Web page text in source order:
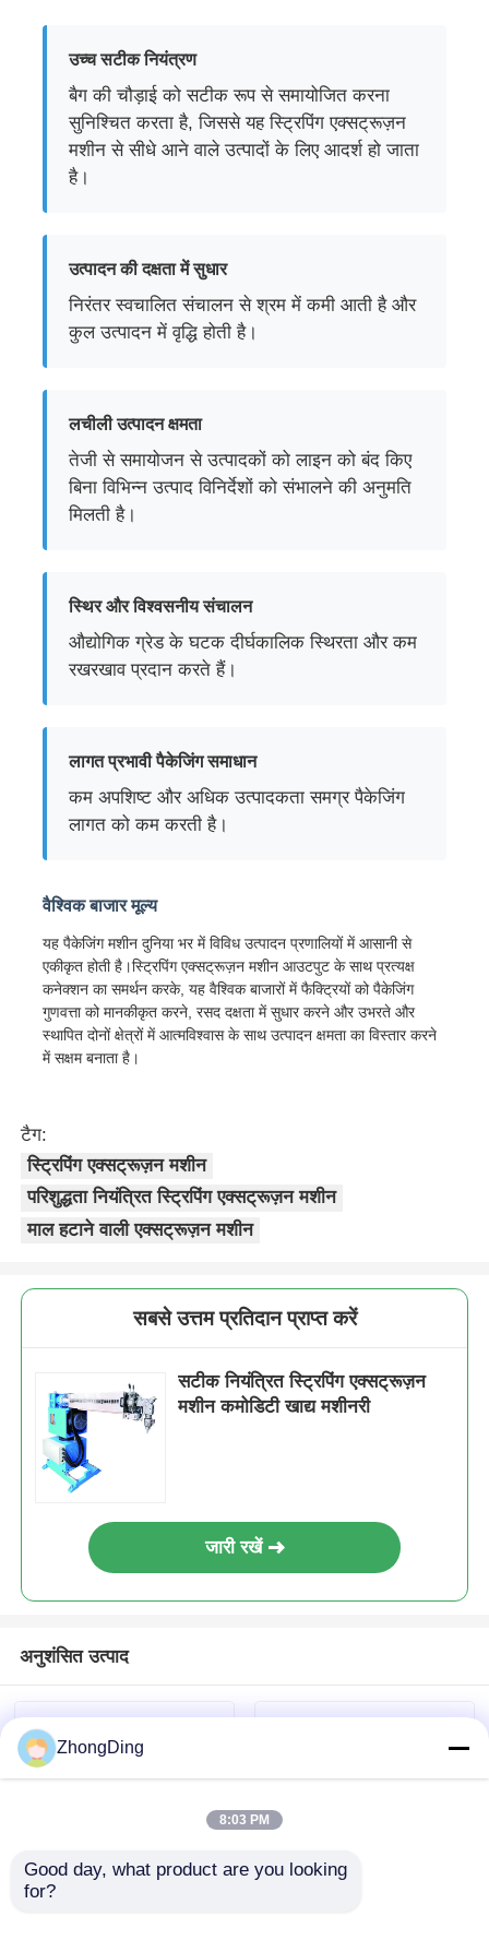
जोड़ी घुमाने वाली मशीन
तार बिछाने की मशीन
रिवाइंडिंग मशीन
हॉल ऑफ मशीन
केबल पैकिंग मशीन
केबल रोलिंग मशीन
स्ट्रिपिंग एक्सट्रूज़न मशीन
उच्च सटीक नियंत्रण
बैग की चौड़ाई को सटीक रूप से समायोजित करना
सुनिश्चित करता है, जिससे यह स्ट्रिपिंग एक्सट्रूज़न
मशीन से सीधे आने वाले उत्पादों के लिए आदर्श हो जाता
है।
उत्पादन की दक्षता में सुधार
निरंतर स्वचालित संचालन से श्रम में कमी आती है और
कुल उत्पादन में वृद्धि होती है।
लचीली उत्पादन क्षमता
तेजी से समायोजन से उत्पादकों को लाइन को बंद किए
बिना विभिन्न उत्पाद विनिर्देशों को संभालने की अनुमति
मिलती है।
स्थिर और विश्वसनीय संचालन
औद्योगिक ग्रेड के घटक दीर्घकालिक स्थिरता और कम
रखरखाव प्रदान करते हैं।
लागत प्रभावी पैकेजिंग समाधान
कम अपशिष्ट और अधिक उत्पादकता समग्र पैकेजिंग
लागत को कम करती है।
वैश्विक बाजार मूल्य
यह पैकेजिंग मशीन दुनिया भर में विविध उत्पादन प्रणालियों में आसानी से
एकीकृत होती है।स्ट्रिपिंग एक्सट्रूज़न मशीन आउटपुट के साथ प्रत्यक्ष
कनेक्शन का समर्थन करके, यह वैश्विक बाजारों में फैक्ट्रियों को पैकेजिंग
गुणवत्ता को मानकीकृत करने, रसद दक्षता में सुधार करने और उभरते और
स्थापित दोनों क्षेत्रों में आत्मविश्वास के साथ उत्पादन क्षमता का विस्तार करने
में सक्षम बनाता है।
टैग:
स्ट्रिपिंग एक्सट्रूज़न मशीन
परिशुद्धता नियंत्रित स्ट्रिपिंग एक्सट्रूज़न मशीन
माल हटाने वाली एक्सट्रूज़न मशीन
सबसे उत्तम प्रतिदान प्राप्त करें
सटीक नियंत्रित स्ट्रिपिंग एक्सट्रूज़न
मशीन कमोडिटी खाद्य मशीनरी
जारी रखें
अनुशंसित उत्पाद
ZhongDing
8:03 PM
Good day, what product are you looking
for?